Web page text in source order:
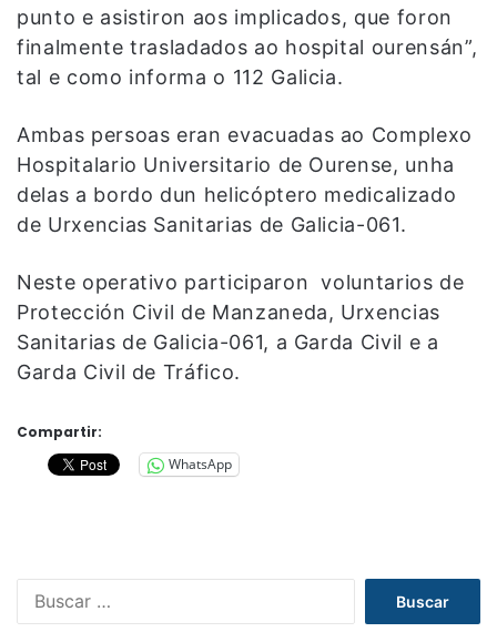
punto e asistiron aos implicados, que foron
finalmente trasladados ao hospital ourensán”,
tal e como informa o 112 Galicia.
Ambas persoas eran evacuadas ao Complexo
Hospitalario Universitario de Ourense, unha
delas a bordo dun helicóptero medicalizado
de Urxencias Sanitarias de Galicia-061.
Neste operativo participaron voluntarios de
Protección Civil de Manzaneda, Urxencias
Sanitarias de Galicia-061, a Garda Civil e a
Garda Civil de Tráfico.
Compartir:
WhatsApp